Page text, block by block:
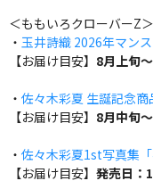
＜ももいろクローバーZ＞
・ 玉井詩織 2026年マン
【お届け目安】 8月上旬
・ 佐々木彩夏 生誕記念商
【お届け目安】 8月中旬
・ 佐々木彩夏1st写真集
【お届け目安】 発売日：